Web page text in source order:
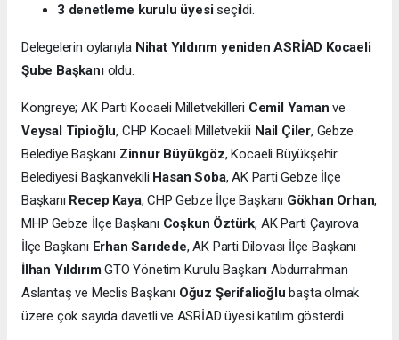
3 denetleme kurulu üyesiseçildi.
Delegelerin oylarıyla Nihat Yıldırım yeniden ASRİAD Kocaeli
Şube Başkanıoldu.
Kongreye; AK Parti Kocaeli Milletvekilleri Cemil Yaman ve
Veysal Tipioğlu, CHP Kocaeli Milletvekili Nail Çiler, Gebze
Belediye Başkanı Zinnur Büyükgöz, Kocaeli Büyükşehir
Belediyesi Başkanvekili Hasan Soba, AK Parti Gebze İlçe
Başkanı Recep Kaya, CHP Gebze İlçe Başkanı Gökhan Orhan,
MHP Gebze İlçe Başkanı Coşkun Öztürk, AK Parti Çayırova
İlçe Başkanı Erhan Sarıdede, AK Parti Dilovası İlçe Başkanı
İlhan YıldırımGTO Yönetim Kurulu Başkanı Abdurrahman
Aslantaş ve Meclis Başkanı Oğuz Şerifalioğlu başta olmak
üzere çok sayıda davetli ve ASRİAD üyesi katılım gösterdi.